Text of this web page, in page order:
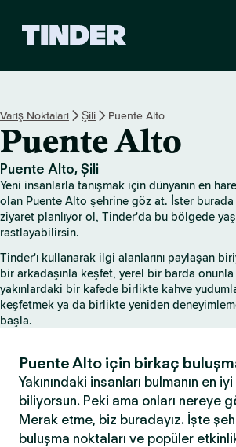
r
A
n
S
a
y
Varış Noktaları Şili Puente Alto
Puente Alto
Puente Alto, Şili
Yeni insanlarla tanışmak için dünyanın en
olan Puente Alto şehrine göz at. İster burada
ziyaret planlıyor ol, Tinder'da bu bölgede
rastlayabilirsin.
Tinder'ı kullanarak ilgi alanlarını paylaşan
bir arkadaşınla keşfet, yerel bir barda
yakınlardaki bir kafede birlikte kahve
keşfetmek ya da birlikte yeniden
başla.
Puente Alto için birkaç
Yakınındaki insanları bulmanın en
biliyorsun. Peki ama onları nereye
Merak etme, biz buradayız. İşte
buluşma noktaları ve popüler